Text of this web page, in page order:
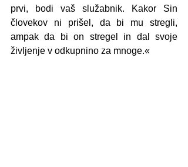
prvi, bodi vaš služabnik. Kakor Sin
človekov ni prišel, da bi mu stregli,
ampak da bi on stregel in dal svoje
življenje v odkupnino za mnoge.«